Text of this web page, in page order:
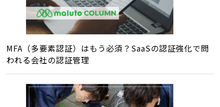
MFA（多要素認証）はもう必須？SaaSの認証強化で問
われる会社の認証管理